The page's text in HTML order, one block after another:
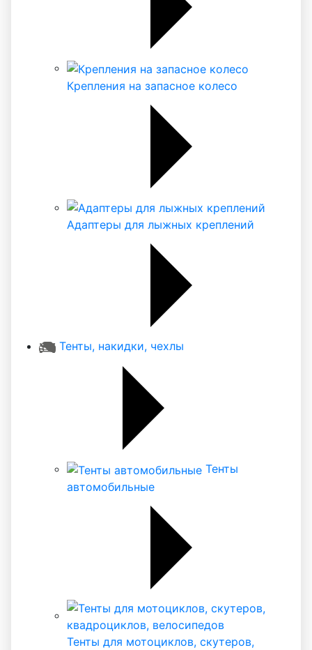
Крепления на запасное колесо
Адаптеры для лыжных креплений
Тенты, накидки, чехлы
Тенты
автомобильные
Тенты для мотоциклов, скутеров,